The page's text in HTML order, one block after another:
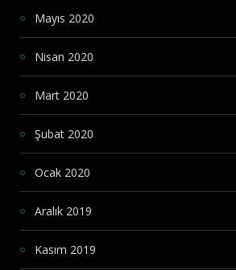
Mayıs 2020
Nisan 2020
Mart 2020
Şubat 2020
Ocak 2020
Aralık 2019
Kasım 2019